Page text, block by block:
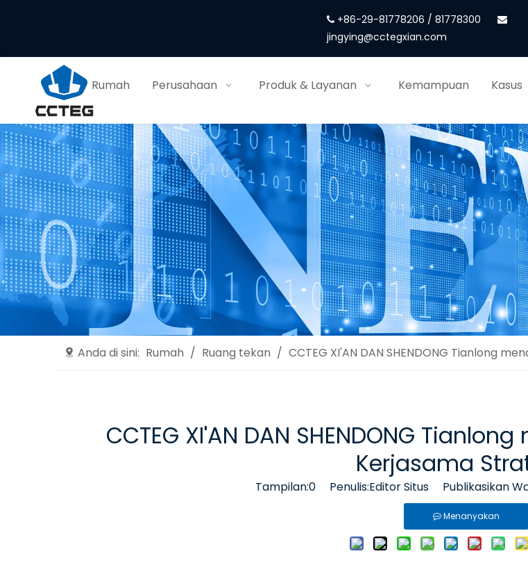
 +86-29-81778206 / 81778300
jingying@cctegxian.com
Rumah Perusahaan Produk & Layanan Kemampuan Kasus
Anda di sini: Rumah / Ruang tekan / CCTEG XI'AN DAN SHENDONG Tianlong
CCTEG XI'AN DAN SHENDONG
Kerjasama
Tampilan:0Penulis:Editor Situs Publikasikan
Menanyakan